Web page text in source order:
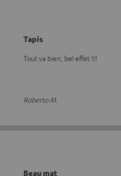
Tapis
Tout va bien, bel effet !!!
Roberto M.
Beau mat